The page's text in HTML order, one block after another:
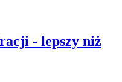
- lepszy niż